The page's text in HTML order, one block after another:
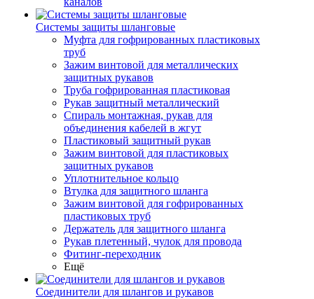
Системы защиты шланговые
Муфта для гофрированных пластиковых
труб
Зажим винтовой для металлических
защитных рукавов
Труба гофрированная пластиковая
Рукав защитный металлический
Спираль монтажная, рукав для
объединения кабелей в жгут
Пластиковый защитный рукав
Зажим винтовой для пластиковых
защитных рукавов
Уплотнительное кольцо
Втулка для защитного шланга
Зажим винтовой для гофрированных
пластиковых труб
Держатель для защитного шланга
Рукав плетенный, чулок для провода
Фитинг-переходник
Ещё
Соединители для шлангов и рукавов